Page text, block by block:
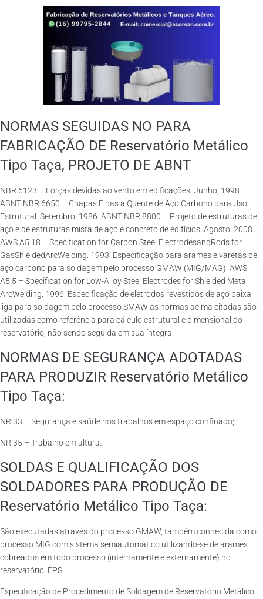
NORMAS SEGUIDAS NO PARA
FABRICAÇÃO DE Reservatório Metálico
Tipo Taça, PROJETO DE ABNT
NBR 6123 – Forças devidas ao vento em edificações. Junho, 1998.
ABNT NBR 6650 – Chapas Finas a Quente de Aço Carbono para Uso
Estrutural. Setembro, 1986. ABNT NBR 8800 – Projeto de estruturas de
aço e de estruturas mista de aço e concreto de edifícios. Agosto, 2008.
AWS A5.18 – Specification for Carbon Steel ElectrodesandRods for
GasShieldedArcWelding. 1993. Especificação para arames e varetas de
aço carbono para soldagem pelo processo GMAW (MIG/MAG). AWS
A5.5 – Specification for Low-Alloy Steel Electrodes for Shielded Metal
ArcWelding. 1996. Especificação de eletrodos revestidos de aço baixa
liga para soldagem pelo processo SMAW as normas acima citadas são
utilizadas como referência para cálculo estrutural e dimensional do
reservatório, não sendo seguida em sua íntegra.
NORMAS DE SEGURANÇA ADOTADAS
PARA PRODUZIR Reservatório Metálico
Tipo Taça:
NR 33 – Segurança e saúde nos trabalhos em espaço confinado;
NR 35 – Trabalho em altura.
SOLDAS E QUALIFICAÇÃO DOS
SOLDADORES PARA PRODUÇÃO DE
Reservatório Metálico Tipo Taça:
São executadas através do processo GMAW, também conhecida como
processo MIG com sistema semiautomático utilizando-se de arames
cobreados em todo processo (internamente e externamente) no
reservatório. EPS
Especificação de Procedimento de Soldagem de Reservatório Metálico